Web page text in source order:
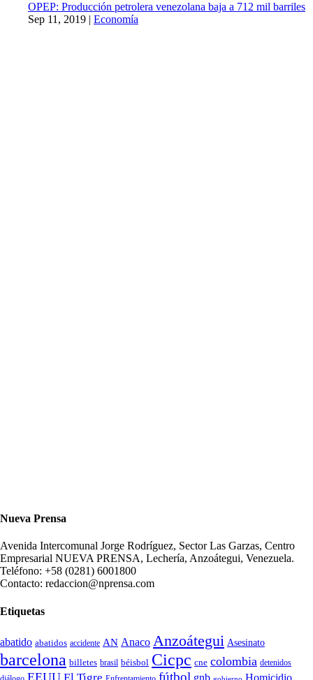
OPEP: Producción petrolera venezolana baja a 712 mil barriles
Sep 11, 2019 | Economía
Nueva Prensa
Avenida Intercomunal Jorge Rodríguez, Sector Las Garzas, Centro
Empresarial NUEVA PRENSA, Lechería, Anzoátegui, Venezuela.
Teléfono: +58 (0281) 6001800
Contacto: redaccion@nprensa.com
Etiquetas
abatido abatidos accidente AN Anaco Anzoátegui Asesinato
barcelona billetes brasil béisbol Cicpc cne colombia detenidos
EEUU fútbol gnb Homicidio